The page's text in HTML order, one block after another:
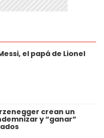
el papá de Lionel
crean un
y “ganar”